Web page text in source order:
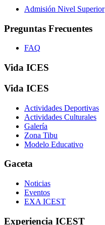
Admisión Nivel Superior
Preguntas Frecuentes
FAQ
Vida ICES
Vida ICES
Actividades Deportivas
Actividades Culturales
Galería
Zona Tibu
Modelo Educativo
Gaceta
Noticias
Eventos
EXA ICEST
Experiencia ICEST